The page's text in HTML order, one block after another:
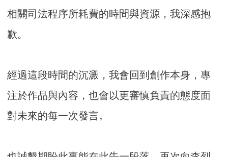
相關司法程序所耗費的時間與資源，我深感抱
歉。
經過這段時間的沉澱，我會回到創作本身，專
注於作品與內容，也會以更審慎負責的態度面
對未來的每一次發言。